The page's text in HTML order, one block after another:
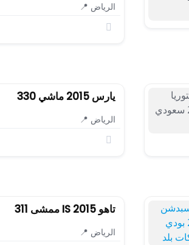
الرياض 📍
يارس 2015 ماشي 330
الرياض 📍
تاهو IS 2015 ممشى 311
الرياض 📍